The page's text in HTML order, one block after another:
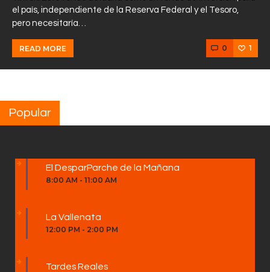
Programas
Noticias
Equipo
Sobre Nosotros
el país, independiente de la Reserva Federal y el Tesoro,
pero necesitaría…
READ MORE 0 1
Popular
El DesparParche de la Mañana
8:00 AM - 11:00 AM
La Vallenata
12:00 PM - 2:00 PM
Tardes Reales